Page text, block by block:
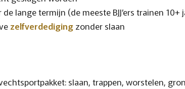
lange termijn (de meeste BJJ’ers trainen 10+
zelfverdediging zonder slaan
slaan, trappen, worstelen,